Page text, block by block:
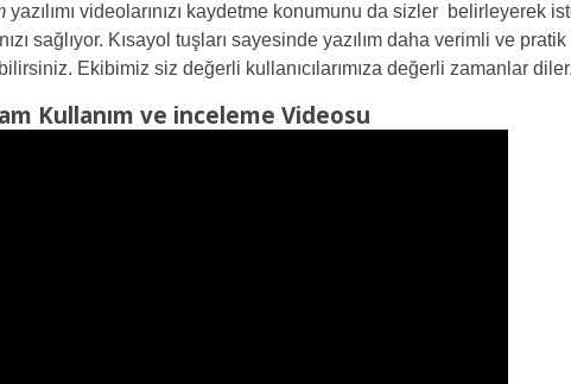
yazılımı videolarınızı kaydetme konumunu da sizler belirleyerek
sağlıyor. Kısayol tuşları sayesinde yazılım daha verimli ve
Ekibimiz siz değerli kullanıcılarımıza değerli zamanlar diler.
Kullanım ve inceleme Videosu